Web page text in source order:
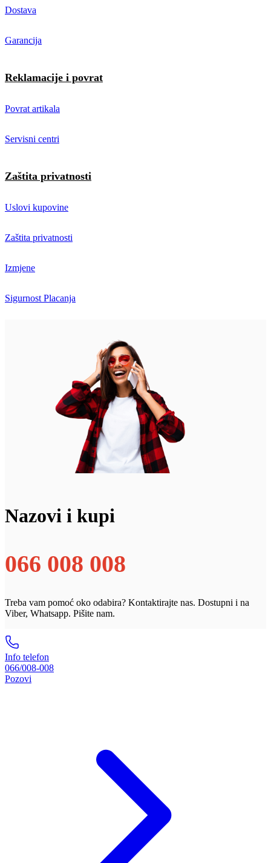
Dostava
Garancija
Reklamacije i povrat
Povrat artikala
Servisni centri
Zaštita privatnosti
Uslovi kupovine
Zaštita privatnosti
Izmjene
Sigurnost Placanja
Nazovi i kupi
066 008 008
Treba vam pomoć oko odabira? Kontaktirajte nas. Dostupni i na
Viber, Whatsapp. Pišite nam.
Info telefon
066/008-008
Pozovi